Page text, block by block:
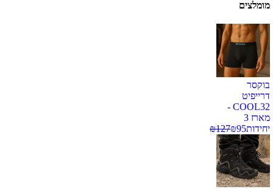
מומלצים
בוקסר
דרייפיט
COOL32 -
מארז 3
יחידות
₪95
₪127